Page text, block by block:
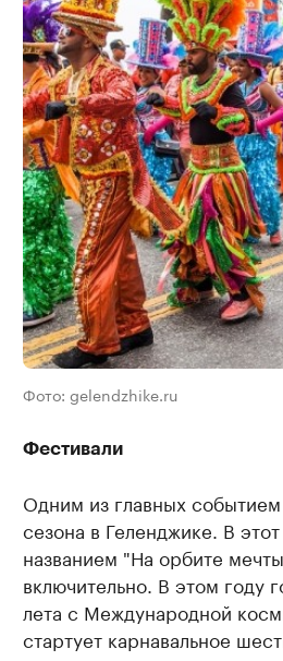
Фото: gelendzhike.ru
Фестивали
Одним из главных
сезона в Геленджике. В
названием "На орбите
включительно. В этом году
лета с Международной
стартует карнавальное